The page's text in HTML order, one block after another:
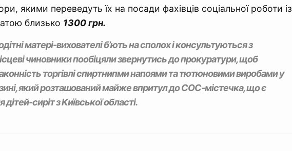
якими переведуть їх на посади фахівців соціальної роботи із
близько 1300 грн.
матері-вихователі б’ють на сполох і консультуються з
чиновники пообіцяли звернутись до прокуратури, щоб
торгівлі спиртнипми напоями та тютюновими виробами у
який розташований майже впритул до СОС-містечка, що є
сиріт з Київської області.